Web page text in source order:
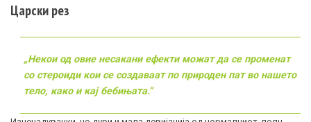
Царски рез
„Некои од овие несакани ефекти можат да се променат
со стероиди кои се создаваат по природен пат во нашето
тело, како и кај бебињата.“